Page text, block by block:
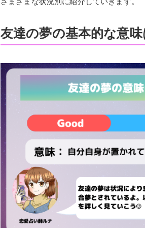
友達の夢の基本的な意